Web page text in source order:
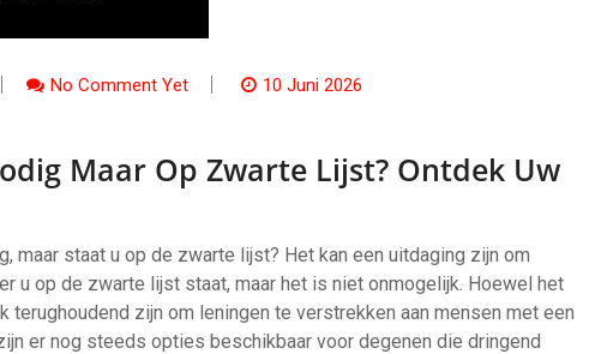
No Comment Yet 10 Juni 2026
Maar Op Zwarte Lijst? Ontdek Uw
maar staat u op de zwarte lijst? Het kan een uitdaging zijn om
u op de zwarte lijst staat, maar het is niet onmogelijk. Hoewel het
terughoudend zijn om leningen te verstrekken aan mensen met een
er nog steeds opties beschikbaar voor degenen die dringend